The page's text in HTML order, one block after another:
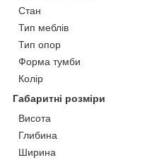
Стан
Тип меблів
Тип опор
Форма тумби
Колір
Габаритні розміри
Висота
Глибина
Ширина